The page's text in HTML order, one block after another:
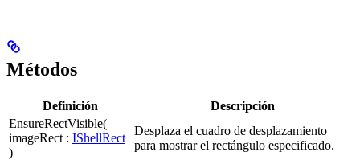
Métodos
Definición
Descripción
EnsureRectVisible(
imageRect : IShellRect
)
Desplaza el cuadro de desplazamiento
para mostrar el rectángulo especificado.